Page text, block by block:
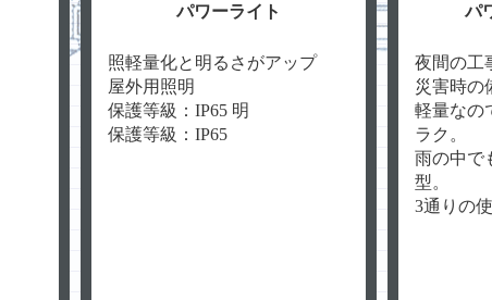
パワーライト
照軽量化と明るさがアップ
屋外用照明
保護等級：IP65 明
保護等級：IP65
パ
夜間の工
災害時の
軽量なの
ラク。
雨の中で
型。
3通りの